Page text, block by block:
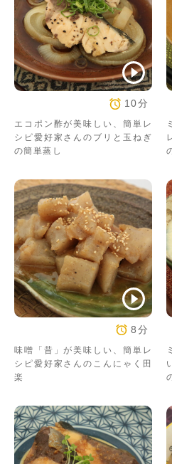
10分
エコポン酢が美味しい、簡単レ
シピ愛好家さんのブリと玉ねぎ
の簡単蒸し
8分
味噌「昔」が美味しい、簡単レ
シピ愛好家さんのこんにゃく田
楽